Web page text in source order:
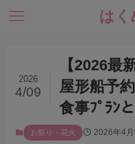
はく
【2026最
屋形船予
食事ﾌﾟﾗﾝ
2026
4/09
お祭り・花火 2026年4月